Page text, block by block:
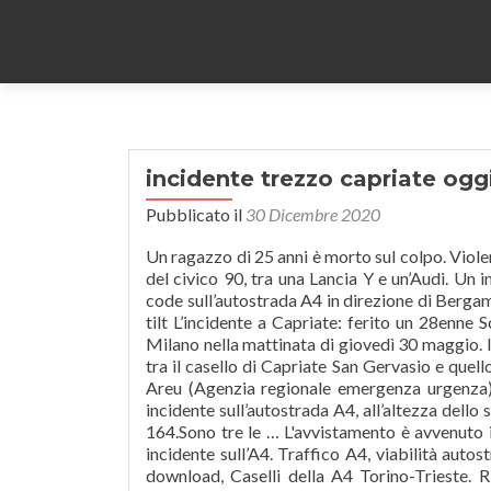
incidente trezzo capriate
Pubblicato il 30 Dicembre 2020
Un ragazzo di 25 anni è morto sul colpo. Violento scontro tra auto Il sinistro si è verificato in via Bergamo, all’altezza del civico 90, tra una Lancia Y e un’Audi. Un incidente stradale appena dopo l’uscita di Capriate sta creando lunghe code sull’autostrada A4 in direzione di Bergamo: ci sono 5 feriti nesuno in condizioni serie. Schianto in A4, traffico in tilt L’incidente a Capriate: ferito un 28enne Scontro tra due auto tra Dalmine e Capriate: lunghe code in direzione Milano nella mattinata di giovedì 30 maggio. Incidente lungo l'autostrada A4 nel pomeriggio di mercoledì 2 ottobre tra il casello di Capriate San Gervasio e quello di Dalmine. 12925460151. Secondo le prime informazioni diffuse da Areu (Agenzia regionale emergenza urgenza) si tratterebbe di un ribaltamento con una vettura coinvolta. Grave incidente sull’autostrada A4, all’altezza dello svincolo tra Capriate e Dalmine in direzione Brescia, all’altezza del km 164.Sono tre le … L'avvistamento è avvenuto intorno alle 12 di martedì, a circa trecento metri della centrale Grave incidente sull’A4. Traffico A4, viabilità autostrada A4 in tempo reale. Incidente a4 trezzo oggi Jokerman font free download, Caselli della A4 Torino-Trieste. Ribaltamento tra Trezzo e Capriate. Incidente pochi minuti prima di mezzogiorno lungo l’Autostrada A4, in direzione Venezia. A4, incidente a Trezzo per Brescia Camion provoca 10 km di coda Monza - Dieci chilometri di coda sulla A4 per un incidente che ha coinvolto un camion nel tratto tra Trezzo sull'Adda e Capriate … News Bergamo e provincia in tempo reale. Tutte le notizie e gli aggiornamenti su cantieri, incidenti e code per viaggiare informati. Se hai già un account su Oggi o su un sito RCS (Corriere, Gazzetta, ... incidente capriate . Incidente tra Trezzo e Capriate sull’autostrada A4 oggi pomeriggio, mercoledì 2 settembre 2020. L'Eco di Bergamo giornale quotidiano di Bergamo e provincia. Dieci chilometri di coda sull'autostrada A4, tra Trezzo Sull'Adda (Milano) e Cavenago (Milano), in direzione di Milano. Terribile incidente sull'autostrada A4 allo svincolo Capriate-Dalmine in direzione Brescia: il bilancio è di un morto e due feriti. © Copyright 2021 Dmedia Group SpA. Il sinistro si è verificato in via Bergamo, all’altezza del civico 90, tra una Lancia Y e un’Audi. Bergamo, 29 gennaio 2018 - Tragico incidente, questa mattina all'alba, a Capriate San Gervasio: un uomo di 40 anni è morto in sella al suo scooter. Drammatico incidente sul lavoro nella mattinata di oggi, mercoledì 20 gennaio 2021 a Paderno d’Adda dove un uomo di 42 anni è morto travolto dal trattore. L’incidente è avvenuto nella zona boschiva del Naviglio di Paderno, sul confine con Cornate d’Adda, poco lontano dal fiume nei pressi dello Stallazzo e del Santuario della Rocchetta. 2 бяха тук. La vittima è un 65enne di Varese. Secondo una prima ricostruzione le auto viaggiavano nella stessa direzione quando è avvenuto lo scontro. Sul posto sono arrivate tre ambulanze (tra cui la Casirate Soccorso), supportate anche da un’automedica, […] Watch Queue Queue Rassegna Stampa - Notizie di Capriate San Gervasio e dintorni: le ultimissime notizie su Virgilio. Morto un 35enne Secondo le prime informazioni diffuse da Areu (Agenzia regionale emergenza urgenza) si tratterebbe di un ribaltamento con una vettura coinvolta. Capriate, identificato il ciclista morto È un operaio di 31 anni di Brembate L’incidente giovedì alle 7.45, in corrispondenza della rotonda appena fuori dall’autostrada Le operazioni di soccorso e poi di rimozione del mezzo hanno reso necessaria la chiusura di due corsie L’intervento è partito in codice rosso, ma le condizioni del coinvolto, un uomo di 39 anni, fortunatamente si sono rivelate meno gravi del previsto ed è passato in codice verde. ... Milano, 29 gennaio 2021 - Grave